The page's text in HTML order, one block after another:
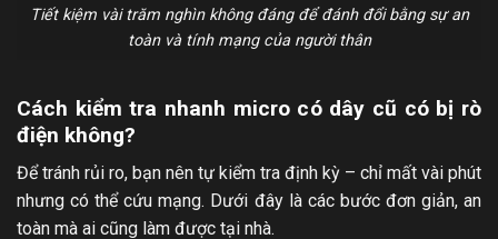
Tiết kiệm vài trăm nghìn không đáng để đánh đổi bằng sự an
toàn và tính mạng của người thân
Cách kiểm tra nhanh micro có dây cũ có bị rò
điện không?
Để tránh rủi ro, bạn nên tự kiểm tra định kỳ – chỉ mất vài phút
nhưng có thể cứu mạng. Dưới đây là các bước đơn giản, an
toàn mà ai cũng làm được tại nhà.